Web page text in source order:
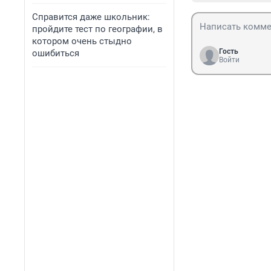
Справится даже школьник:
пройдите тест по географии, в
котором очень стыдно
ошибиться
Гость
Войти